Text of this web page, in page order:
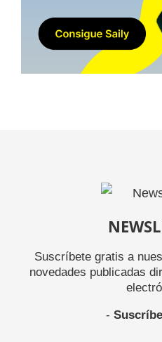
Suscríbete gratis a
novedades publicadas
-